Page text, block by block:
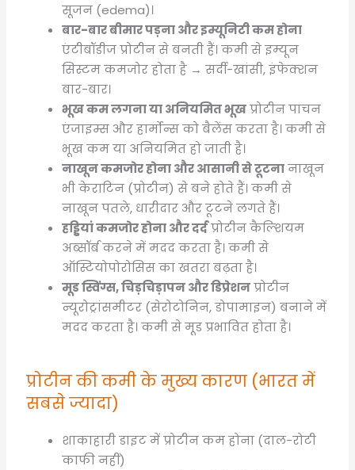
सूजन (edema)।
बार-बार बीमार पड़ना और इम्यूनिटी कम होना
एंटीबॉडीज प्रोटीन से बनती हैं। कमी से इम्यून
सिस्टम कमजोर होता है → सर्दी-खांसी, इंफेक्शन
बार-बार।
भूख कम लगना या अनियमित भूखप्रोटीन पाचन
एंजाइम्स और हार्मोन्स को बैलेंस करता है। कमी से
भूख कम या अनियमित हो जाती है।
नाखून कमजोर होना और आसानी से टूटनानाखून
भी केराटिन (प्रोटीन) से बने होते हैं। कमी से
नाखून पतले, धारीदार और टूटने लगते हैं।
हड्डियां कमजोर होना और दर्दप्रोटीन कैल्शियम
अब्सॉर्ब करने में मदद करता है। कमी से
ऑस्टियोपोरोसिस का खतरा बढ़ता है।
मूड स्विंग्स, चिड़चिड़ापन और डिप्रेशनप्रोटीन
न्यूरोट्रांसमीटर (सेरोटोनिन, डोपामाइन) बनाने में
मदद करता है। कमी से मूड प्रभावित होता है।
प्रोटीन की कमी के मुख्य कारण (भारत में
सबसे ज्यादा)
शाकाहारी डाइट में प्रोटीन कम होना (दाल-रोटी
काफी नहीं)